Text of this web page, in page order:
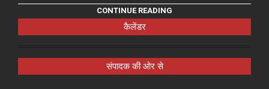
CONTINUE READING
कैलेंडर
संपादक की ओर से